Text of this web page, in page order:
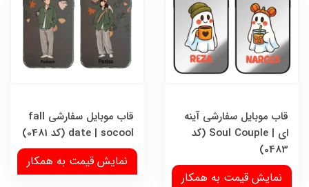
قاب موبایل سفارشی آینه
ای | Soul Couple (کد
0483)
نمایش قیمت به همکار
قاب موبایل سفارشی fall
date | socool (کد 0481)
نمایش قیمت به همکار